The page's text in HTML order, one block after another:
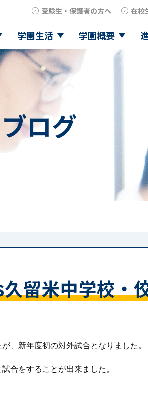
受験生・保護者の方へ 在校
学園生活 学園概要
ログ
留米中学校・
、新年度初の対外試合となりました。
合をすることが出来ました。